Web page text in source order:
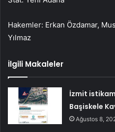
Hakemler: Erkan Özdamar,
Yılmaz
İlgili Makaleler
İzmit
Başiskele
Ağustos 8,